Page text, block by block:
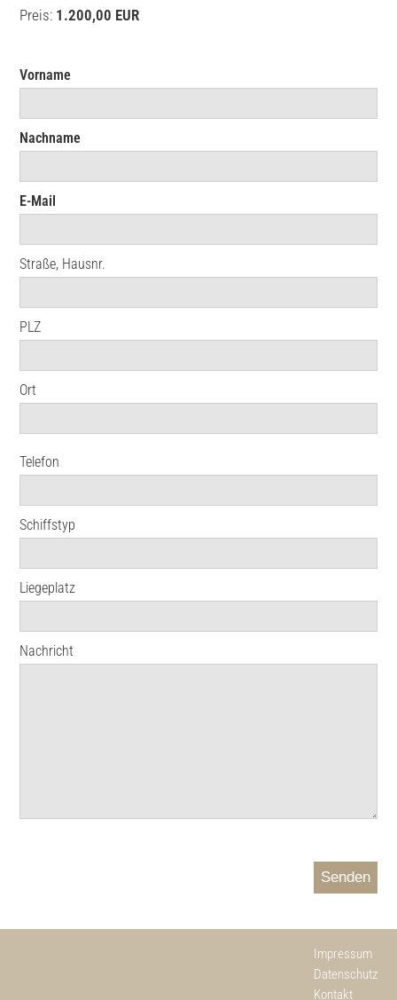
Preis: 1.200,00 EUR
Vorname
Nachname
E-Mail
Straße, Hausnr.
PLZ
Ort
Telefon
Schiffstyp
Liegeplatz
Nachricht
Senden
Impressum
Datenschutz
Kontakt